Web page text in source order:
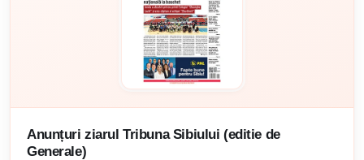
Anunțuri ziarul Tribuna Sibiului (editie de
Generale)